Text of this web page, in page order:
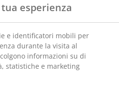
esperienza
e identificatori mobili per
durante la visita al
informazioni su di
statistiche e marketing